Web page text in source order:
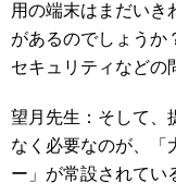
用の端末はまだいき
があるのでしょうか
セキュリティなどの
望月先生：そして、
なく必要なのが、「
ー」が常設されてい